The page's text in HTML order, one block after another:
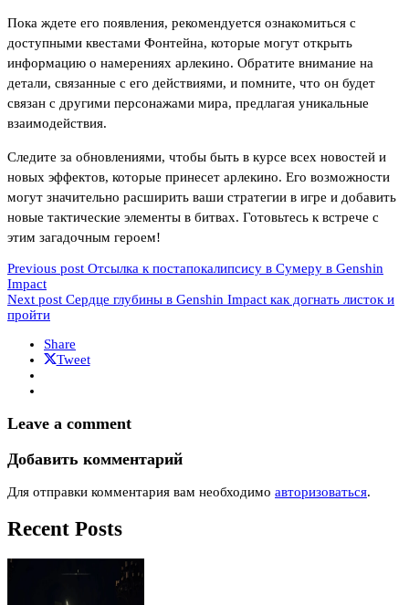
Пока ждете его появления, рекомендуется ознакомиться с
доступными квестами Фонтейна, которые могут открыть
информацию о намерениях арлекино. Обратите внимание на
детали, связанные с его действиями, и помните, что он будет
связан с другими персонажами мира, предлагая уникальные
взаимодействия.
Следите за обновлениями, чтобы быть в курсе всех новостей и
новых эффектов, которые принесет арлекино. Его возможности
могут значительно расширить ваши стратегии в игре и добавить
новые тактические элементы в битвах. Готовьтесь к встрече с
этим загадочным героем!
Previous post Отсылка к постапокалипсису в Сумеру в Genshin
Impact
Next post Сердце глубины в Genshin Impact как догнать листок и
пройти
Share
Tweet
Leave a comment
Добавить комментарий
Для отправки комментария вам необходимо авторизоваться.
Recent Posts